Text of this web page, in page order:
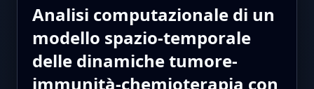
Analisi computazionale di un
modello spazio-temporale
delle dinamiche tumore-
immunità-chemioterapia con